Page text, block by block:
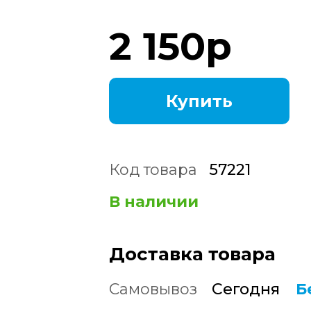
2 150р
Купить
Код товара
57221
В наличии
Доставка товара
Самовывоз Сегодня